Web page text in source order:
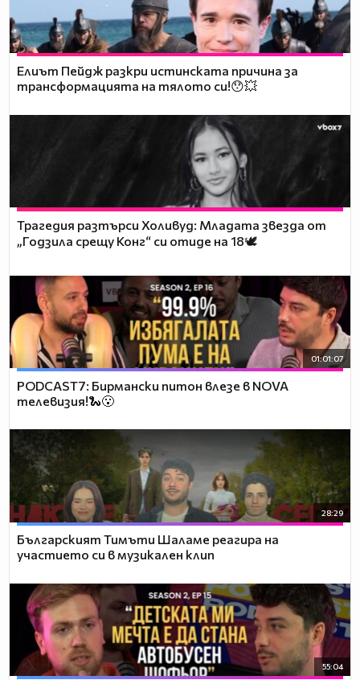
Елиът Пейдж разкри истинската причина за
трансформацията на тялото си!😯💥
Трагедия разтърси Холивуд: Младата звезда от
„Годзила срещу Конг“ си отиде на 18🕊️
01:01:07
PODCAST7: Бирмански питон влезе в NOVA
телевизия!🐍😮
28:29
Българският Тимъти Шаламе реагира на
участието си в музикален клип
55:04